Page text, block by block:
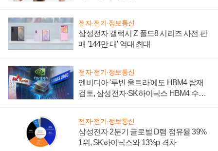
전자·전기·정보통신
삼성전자 갤럭시 Z 폴드8 시리즈 사전 판
매 '144만 대' 역대 최대
전자·전기·정보통신
엔비디아 '루빈 울트라'에도 HBM4 탑재
검토, 삼성전자·SK하이닉스 HBM4 수율
전자·전기·정보통신
삼성전자 2분기 글로벌 D램 점유율 39%
1위, SK하이닉스와 13%p 격차